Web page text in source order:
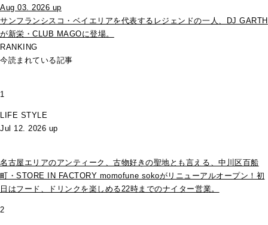
Aug 03. 2026 up
サンフランシスコ・ベイエリアを代表するレジェンドの一人、DJ GARTH
が新栄・CLUB MAGOに登場。
RANKING
今読まれている記事
1
LIFE STYLE
Jul 12. 2026 up
名古屋エリアのアンティーク、古物好きの聖地とも言える、中川区百船
町・STORE IN FACTORY momofune sokoがリニューアルオープン！初
日はフード、ドリンクを楽しめる22時までのナイター営業。
2